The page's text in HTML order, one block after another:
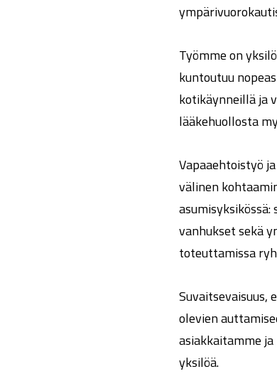
Työmme on
kuntoutuu
kotikäynneillä ja
lääkehuollosta
Vapaaehtoistyö
välinen
vanhukset sekä
toteuttamissa
Suvaitsevaisuus,
olevien
asiakkaitamme
yksilöä.